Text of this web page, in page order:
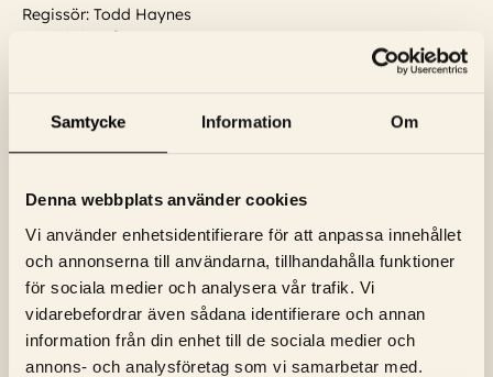
Samtycke Information Om
Denna webbplats använder cookies
Vi använder enhetsidentifierare för att anpassa innehållet
och annonserna till användarna, tillhandahålla funktioner
för sociala medier och analysera vår trafik. Vi
vidarebefordrar även sådana identifierare och annan
information från din enhet till de sociala medier och
annons- och analysföretag som vi samarbetar med.
Regissör: Todd Haynes
Produktionsår: 2023
NYHETSBREV